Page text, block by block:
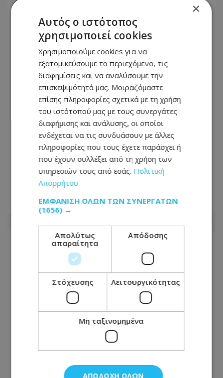
Ντόναλντ Τραμπ: Προσφεύγει στο
Ανώτατο Δικαστήριο κατά της
απόφασης που του απαγορεύει να
κατασκευάσει αίθουσα χορού στον
Λευκό Οίκο
07.08.2026 - 23:28
Άγκυρα, Ριάντ και Ισλαμαμπάντ: Ο
×
Αυτός ο ιστότοπος
χρησιμοποιεί cookies
Χρησιμοποιούμε cookies για να
εξατομικεύσουμε το περιεχόμενο, τις
διαφημίσεις και να αναλύσουμε την
επισκεψιμότητά μας. Μοιραζόμαστε
επίσης πληροφορίες σχετικά με τη χρήση
του ιστότοπού μας με τους συνεργάτες
διαφήμισης και ανάλυσης, οι οποίοι
ενδέχεται να τις συνδυάσουν με άλλες
πληροφορίες που τους έχετε παράσχει ή
που έχουν συλλέξει από τη χρήση των
υπηρεσιών τους από εσάς. Πολιτική
Απορρήτου
ΕΜΦΆΝΙΣΗ ΌΛΩΝ ΤΩΝ ΣΥΝΕΡΓΑΤΏΝ
(1656) →
Απολύτως
απαραίτητα
Απόδοσης
Στόχευσης Λειτουργικότητας
Μη ταξινομημένα
ΑΠΟΔΟΧΉ ΌΛΩΝ